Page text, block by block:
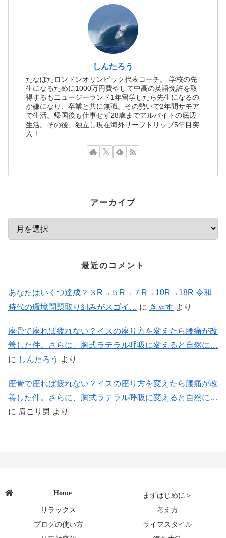
しんたろう
たなぼたロンドンオリンピック代表コーチ。 学校の先
生になるために1000万円費やして中高の英語免許を取
得するもニュージーランド1年留学したら先生になるの
が嫌になり、卒業と共に無職。その勢いで2年間サモア
で生活。帰国後も仕事せず28歳までアルバイトの底辺
生活。その後、独立し現在海外サーフトリップ5年目突
入！
アーカイブ
最近のコメント
あなたはいくつ達成？３R→５R→７R→10R→18R 令和
時代の環境問題取り組みがスゴイ… に きゃす より
座骨で座れば疲れない？イスの座り方を変えたら腰痛が改
善した件。さらに、胸式ラテラル呼吸に変えると自然に…
に しんたろう より
座骨で座れば疲れない？イスの座り方を変えたら腰痛が改
善した件。さらに、胸式ラテラル呼吸に変えると自然に…
に 肩こり男 より
Home
まずはじめに＞
リラックス
考え方
ブログの使い方
ライフスタイル